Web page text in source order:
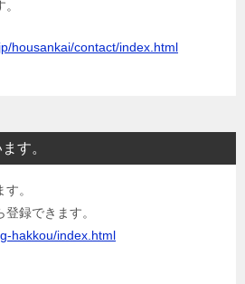
housankai/contact/index.html
す。
。
録できます。
hakkou/index.html